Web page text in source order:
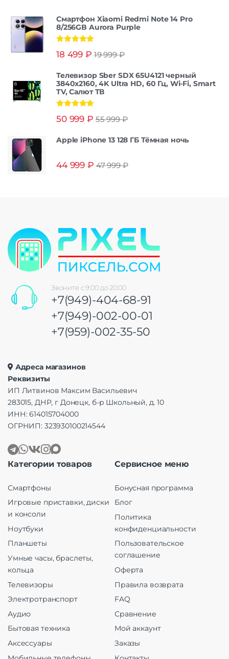
Смартфон Xiaomi Redmi Note 14 Pro
8/256GB Aurora Purple
из 5
18 499 ₽ 19 999₽
Телевизор Sber SDX 65U4121 черный
3840x2160, 4K Ultra HD, 60 Гц, Wi-Fi, Smart
TV, Салют ТВ
из 5
50 999 ₽ 55 999₽
Apple iPhone 13 128 ГБ Тёмная ночь
44 999 ₽ 47 999₽
Звоните с 9:00 до 20:00
+7(949)-404-68-91
+7(949)-002-00-01
+7(959)-002-35-50
Адреса магазинов
Реквизиты
ИП Литвинов Максим Васильевич
283015, ДНР, г Донецк, б-р Школьный, д. 10
ИНН: 614015704000
ОГРНИП: 323930100214544
Категории товаров
Смартфоны
Игровые приставки, диски
и консоли
Ноутбуки
Планшеты
Умные часы, браслеты,
кольца
Телевизоры
Электротранспорт
Аудио
Бытовая техника
Аксессуары
Сервисное меню
Бонусная программа
Блог
Политика
конфиденциальности
Пользовательское
соглашение
Оферта
Правила возврата
FAQ
Сравнение
Мой аккаунт
Заказы